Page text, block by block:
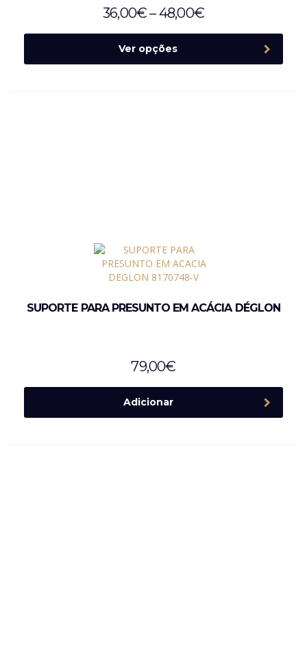
36,00€–48,00€
Ver opções
SUPORTE PARA PRESUNTO EM ACÁCIA DÉGLON
79,00€
Adicionar